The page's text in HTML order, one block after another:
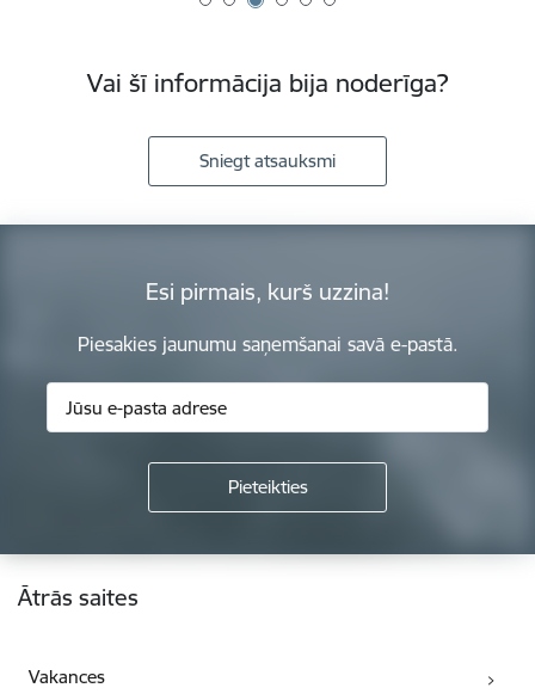
Vai šī informācija bija noderīga?
Sniegt atsauksmi
Esi pirmais, kurš uzzina!
Piesakies jaunumu saņemšanai savā e-pastā.
Kājene
Ātrās saites
Vakances